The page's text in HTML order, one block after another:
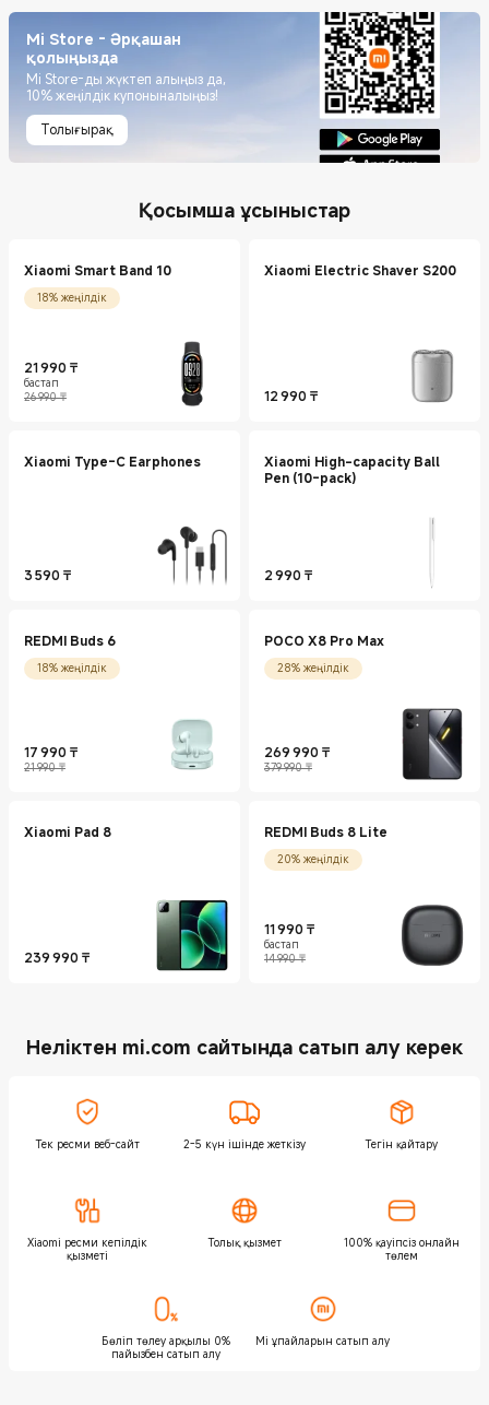
Mi Store - Әрқашан
қолыңызда
Mi Store-ды жүктеп алыңыз да,
10% жеңілдік купоныналыңыз!
Толығырақ
Қосымша ұсыныстар
Xiaomi Smart Band 10
18% жеңілдік
21 990 ₸
Current Price ₸21990
бастап
26 990 ₸
Нарықтағы баға 26 990 ₸
Xiaomi Electric Shaver S200
12 990 ₸
Current Price ₸12990
Xiaomi Type-C Earphones
3 590 ₸
Current Price ₸3590
Xiaomi High-capacity Ball
Pen (10-pack)
2 990 ₸
Current Price ₸2990
REDMI Buds 6
18% жеңілдік
17 990 ₸
Current Price ₸17990
21 990 ₸
Нарықтағы баға 21 990 ₸
POCO X8 Pro Max
28% жеңілдік
269 990 ₸
Current Price ₸269990
379 990 ₸
Нарықтағы баға 379 990 ₸
Xiaomi Pad 8
239 990 ₸
Current Price ₸239990
REDMI Buds 8 Lite
20% жеңілдік
11 990 ₸
Current Price ₸11990
бастап
14 990 ₸
Нарықтағы баға 14 990 ₸
Неліктен mi.com сайтында сатып алу керек
Тек ресми веб-сайт 2-5 күн ішінде жеткізу Тегін қайтару
Xiaomi ресми кепілдік
қызметі
Толық қызмет
100% қауіпсіз онлайн
төлем
Бөліп төлеу арқылы 0%
пайызбен сатып алу
Mi ұпайларын сатып алу